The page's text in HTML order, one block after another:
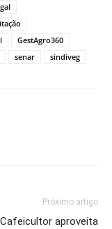
GestAgro360
senar sindiveg
Próximo artigo
Cafeicultor aproveita